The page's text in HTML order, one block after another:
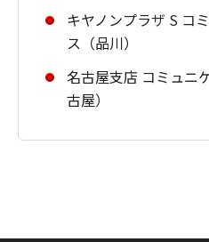
キヤノンプラザ S コ
ス（品川）
名古屋支店 コミュニ
古屋）